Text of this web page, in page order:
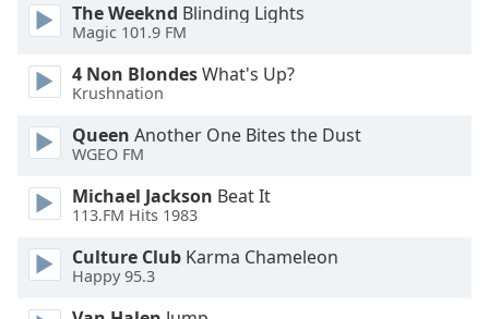
Text
Edge
Style
Font
The Weeknd Blinding Lights
Magic 101.9 FM
4 Non BlondesWhat's Up?
Krushnation
Queen Another One Bites the Dust
WGEO FM
Michael Jackson Beat It
113.FM Hits 1983
Culture Club Karma Chameleon
Happy 95.3